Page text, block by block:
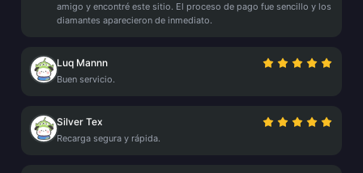
amigo y encontré este sitio. El proceso de pago fue sencillo y los
diamantes aparecieron de inmediato.
Luq Mannn
Buen servicio.
Silver Tex
Recarga segura y rápida.